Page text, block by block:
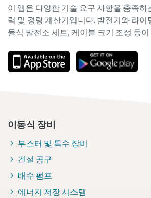
이 앱은 다양한 기술 요구 사항을 충족하
력 및 경량 계산기입니다. 발전기와 라이
듈식 발전소 세트, 케이블 크기 조정 등
이동식 장비
부스터 및 특수 장비
건설 공구
배수 펌프
에너지 저장 시스템